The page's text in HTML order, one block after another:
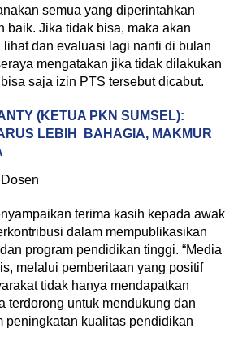
semua yang diperintahkan
baik. Jika tidak bisa, maka akan
lihat dan evaluasi lagi nanti di bulan
mengatakan jika tidak dilakukan
saja izin PTS tersebut dicabut.
(KETUA PKN SUMSEL):
LEBIH BAHAGIA, MAKMUR
terima kasih kepada awak
dalam mempublikasikan
program pendidikan tinggi. “Media
melalui pemberitaan yang positif
tidak hanya mendapatkan
terdorong untuk mendukung dan
peningkatan kualitas pendidikan